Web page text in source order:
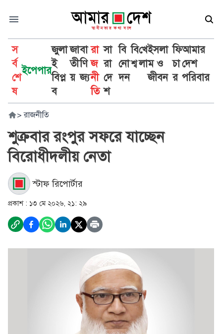
স
র্ব
শে
ষ
ইপেপার
জুলা
ই
বিপ্ল
ব
জা
তী
য়
বা
ণি
জ্য
রা
জ
নী
তি
সা
রা
দে
শ
বি
নো
দন
বি
শ্ব
খে
লা
ইসলা
ম ও
জীবন
ফি
চা
র
আমার
দেশ
পরিবার
> রাজনীতি
শুক্রবার রংপুর সফরে যাচ্ছেন
বিরোধীদলীয় নেতা
স্টাফ রিপোর্টার
প্রকাশ : ১৩ মে ২০২৬, ২১: ২৯